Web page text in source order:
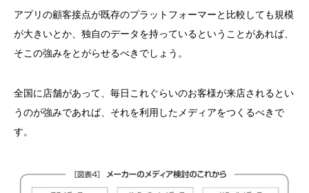
アプリの顧客接点が既存のプラットフォーマーと比較しても規模
が大きいとか、独自のデータを持っているということがあれば、
そこの強みをとがらせるべきでしょう。
全国に店舗があって、毎日これぐらいのお客様が来店されるとい
うのが強みであれば、それを利用したメディアをつくるべきで
す。